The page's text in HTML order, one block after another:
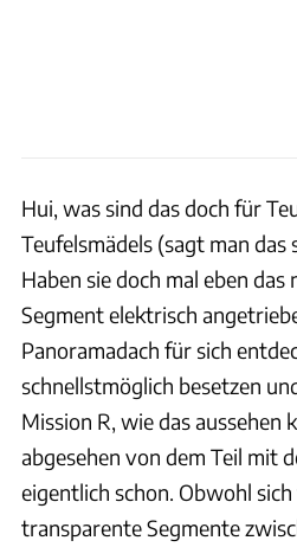
Hui, was sind das doch für
Teufelsmädels (sagt man das
Haben sie doch mal eben
Segment elektrisch
Panoramadach für sich
schnellstmöglich besetzen
Mission R, wie das aussehen
abgesehen von dem Teil mit
eigentlich schon. Obwohl
transparente Segmente